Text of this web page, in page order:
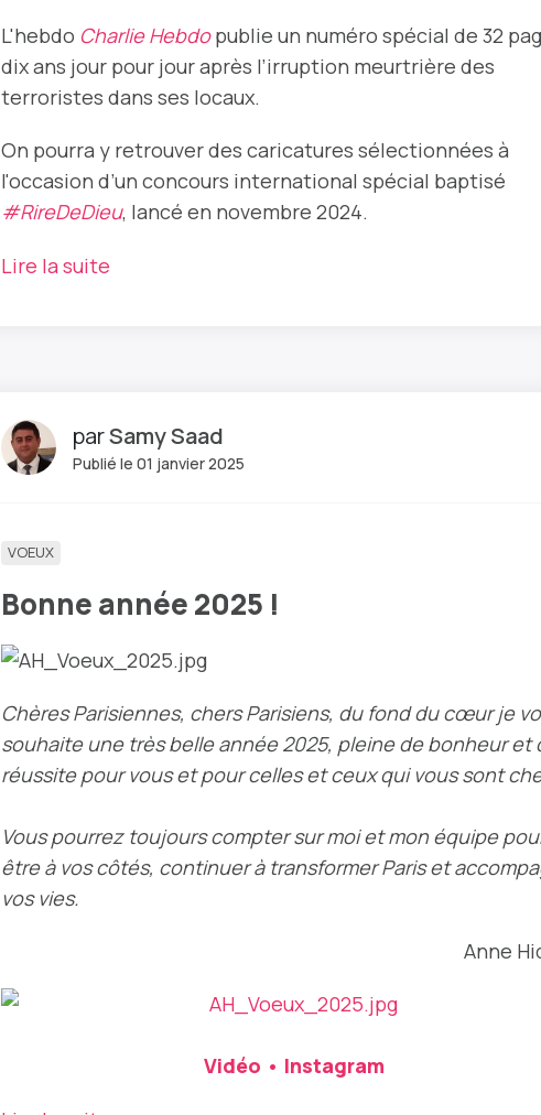
L'hebdo Charlie Hebdo publie un numéro spécial de 32
dix ans jour pour jour après l’irruption meurtrière des
terroristes dans ses locaux.
On pourra y retrouver des caricatures sélectionnées à
l'occasion d’un concours international spécial baptisé
#RireDeDieu, lancé en novembre 2024.
Lire la suite
parSamy Saad
Publié le 01 janvier 2025
VOEUX
Bonne année 2025 !
Chères Parisiennes, chers Parisiens, du fond du cœur je
souhaite une très belle année 2025, pleine de bonheur et
réussite pour vous et pour celles et ceux qui vous sont
Vous pourrez toujours compter sur moi et mon équipe
être à vos côtés, continuer à transformer Paris et
vos vies.
Anne
Vidéo • Instagram